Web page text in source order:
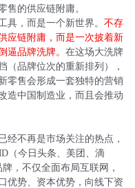
售的供应链附庸。
，而是一个新世界。不存
应链附庸，而是一次披着新
逼品牌洗牌。在这场大洗牌
（品牌位次的重新排列），
零售会形成一套独特的营销
造中国制造业，而且会推动
不再是市场关注的热点，
（今日头条、美团、滴
，不仅全面布局互联网，
优势、资本优势，向线下资